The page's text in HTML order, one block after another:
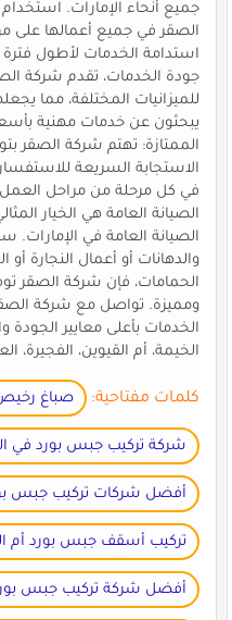
جميع أنحاء الإمارات.
الصقر في جميع أعمالها على
استدامة الخدمات لأطول فترة
جودة الخدمات، تقدم شركة
للميزانيات المختلفة، مما
يبحثون عن خدمات مهنية
الممتازة: تهتم شركة الصقر
الاستجابة السريعة
في كل مرحلة من مراحل
الصيانة العامة هي الخيار
الصيانة العامة في الإمارات.
والدهانات أو أعمال النجارة أو
الحمامات، فإن شركة الصقر
ومميزة. تواصل مع شركة
الخدمات بأعلى معايير الجودة
الخيمة، أم القيوين، الفجيرة،
كلمات مفتاحية: صباغ
شركة تركيب جبس بورد في
أفضل شركات تركيب جبس
تركيب أسقف جبس بورد أم
أفضل شركة تركيب جبس